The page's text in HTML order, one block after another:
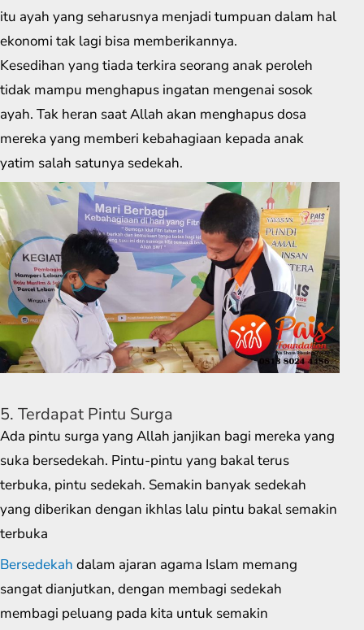
itu ayah yang seharusnya menjadi tumpuan dalam hal
ekonomi tak lagi bisa memberikannya.
Kesedihan yang tiada terkira seorang anak peroleh
tidak mampu menghapus ingatan mengenai sosok
ayah. Tak heran saat Allah akan menghapus dosa
mereka yang memberi kebahagiaan kepada anak
yatim salah satunya sedekah.
5. Terdapat Pintu Surga
Ada pintu surga yang Allah janjikan bagi mereka yang
suka bersedekah. Pintu-pintu yang bakal terus
terbuka, pintu sedekah. Semakin banyak sedekah
yang diberikan dengan ikhlas lalu pintu bakal semakin
terbuka
Bersedekah dalam ajaran agama Islam memang
sangat dianjutkan, dengan membagi sedekah
membagi peluang pada kita untuk semakin